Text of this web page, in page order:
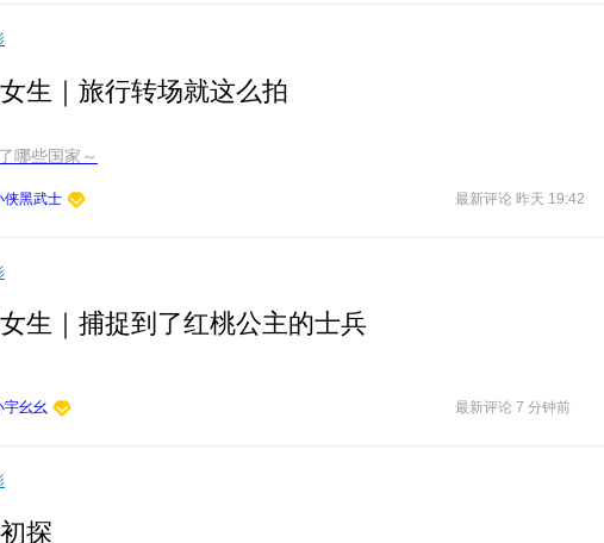
生｜旅行转场就这么拍
哪些国家～
侠黑武士 最新评论 昨天 19:42
生｜捕捉到了红桃公主的士兵
宇幺幺 最新评论 7 分钟前
探